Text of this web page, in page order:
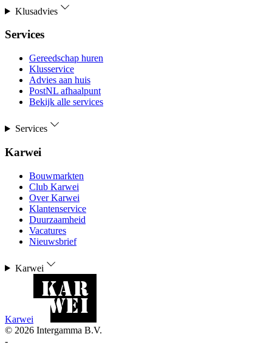
Klusadvies
Services
Gereedschap huren
Klusservice
Advies aan huis
PostNL afhaalpunt
Bekijk alle services
Services
Karwei
Bouwmarkten
Club Karwei
Over Karwei
Klantenservice
Duurzaamheid
Vacatures
Nieuwsbrief
Karwei
Karwei
© 2026 Intergamma B.V.
-